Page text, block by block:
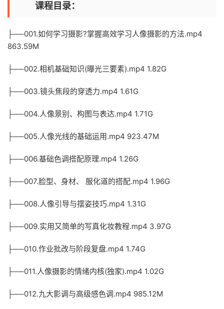
课程目录：
├──001.如何学习摄影?掌握高效学习人像摄影的方法.mp4
863.59M
├──002.相机基础知识(曝光三要素).mp4 1.82G
├──003.镜头焦段的穿透力.mp4 1.61G
├──004.人像景别、构图与表达.mp4 1.71G
├──005.人像光线的基础运用.mp4 923.47M
├──006.基础色调搭配原理.mp4 1.26G
├──007.脸型、身材、 服化道的搭配.mp4 1.96G
├──008.人像引导与摆姿技巧.mp4 1.31G
├──009.实用又简单的写真化妆教程.mp4 3.97G
├──010.作业批改与阶段复盘.mp4 1.74G
├──011.人像摄影的情绪内核(独家).mp4 1.02G
├──012.九大影调与高级感色调.mp4 985.12M